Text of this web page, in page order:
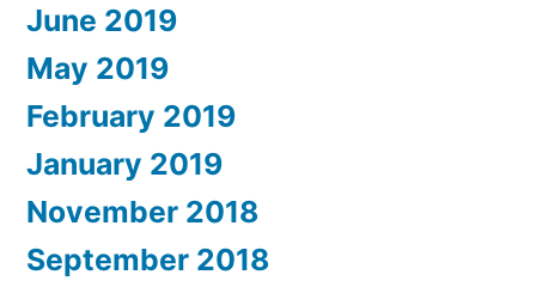
June 2019
May 2019
February 2019
January 2019
November 2018
September 2018